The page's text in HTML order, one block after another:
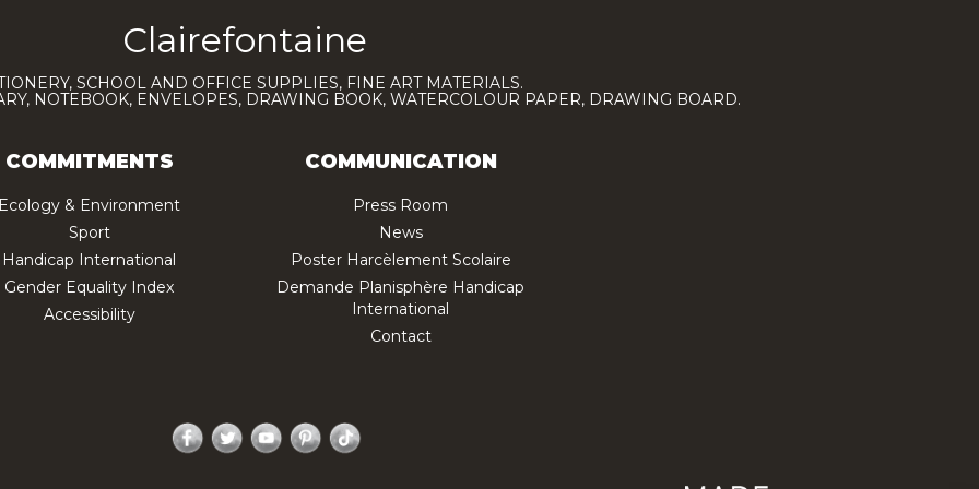
Clairefontaine
SCHOOL AND OFFICE SUPPLIES, FINE ART MATERIALS.
NOTEBOOK, ENVELOPES, DRAWING BOOK, WATERCOLOUR PAPER, DRAWING BOARD.
COMMITMENTS
& Environment
Sport
Handicap International
Gender Equality Index
Accessibility
COMMUNICATION
Press Room
News
Poster Harcèlement Scolaire
Demande Planisphère Handicap
International
Contact
Facebook
TwitterYouTubePinterest